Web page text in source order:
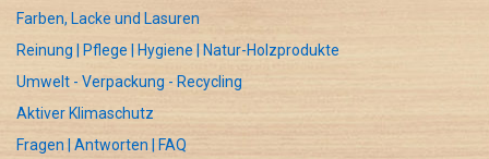
Farben, Lacke und Lasuren
Reinung | Pflege | Hygiene | Natur-Holzprodukte
Umwelt - Verpackung - Recycling
Aktiver Klimaschutz
Fragen | Antworten | FAQ